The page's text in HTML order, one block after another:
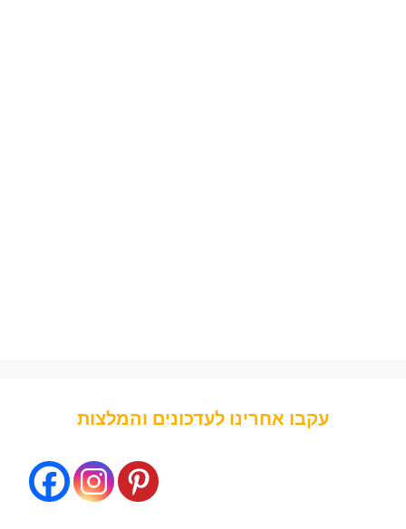
עקבו אחרינו לעדכונים והמלצות